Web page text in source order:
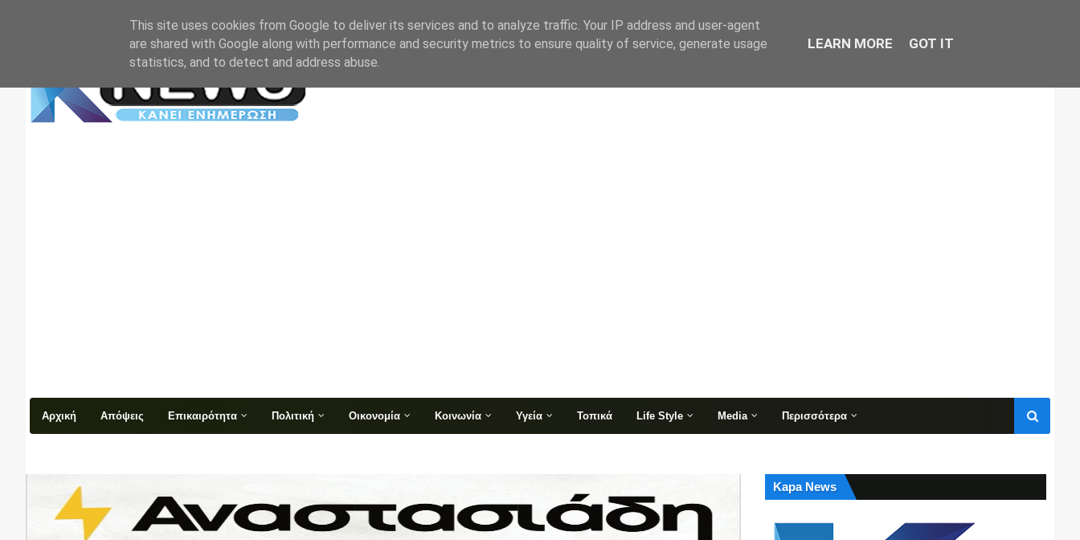
Αρχική Απόψεις Επικαιρότητα Πολιτική Οικονομία Κοινωνία Υγεία Τοπικά Life Style Media Περισσότερα
Kapa News
This site uses cookies from Google to deliver its services and to analyze traffic. Your IP address and user-agent
are shared with Google along with performance and security metrics to ensure quality of service, generate usage
statistics, and to detect and address abuse.
LEARN MORE GOT IT